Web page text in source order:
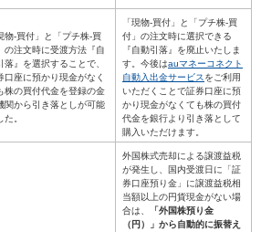
物-買付」と「プチ株-買
の注文時に受渡方法『自
落』を選択することで、
口座に預かり現金がなく
株の買付代金を登録の金
関から引き落としが可能
た。
「現物-買付」と「プチ株-買
付」の注文時に選択できる
『自動引落』を廃止いたしま
す。今後はauマネーコネクト
自動入出金サービス をご利用
いただくことで証券口座に預
かり現金がなくても株の買付
代金を銀行より引き落として
購入いただけます。
外国株式売却による譲渡益税
が発生し、国内受渡日に「証
券口座預り金」に譲渡益税相
当額以上の円貨現金がない場
合は、
「外国株預り金
（円）」から自動的に振替え